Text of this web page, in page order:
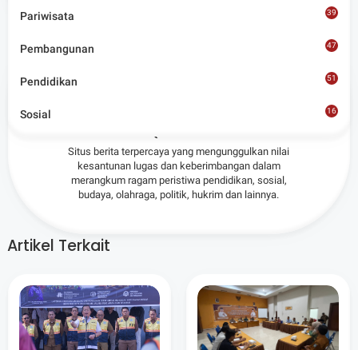
Situs berita terpercaya yang mengunggulkan nilai
kesantunan lugas dan keberimbangan dalam
merangkum ragam peristiwa pendidikan, sosial,
budaya, olahraga, politik, hukrim dan lainnya.
Artikel Terkait
Pariwisata 39
Pembangunan 47
Pendidikan 51
Sosial
16